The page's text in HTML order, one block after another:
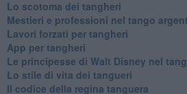
Lo scotoma dei tangheri
Mestieri e professioni nel tango
Lavori forzati per tangheri
App per tangheri
Le principesse di Walt Disney nel
Lo stile di vita dei tangueri
Il codice della regina tanguera